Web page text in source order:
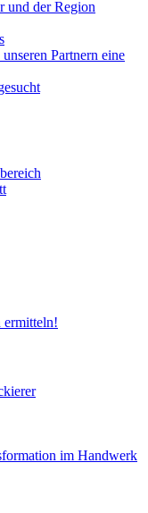
und der Region
Partnern eine
ermitteln!
im Handwerk